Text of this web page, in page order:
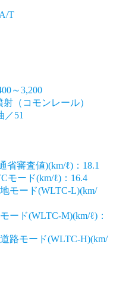
T
～3,200
（コモンレール）
／51
省審査値)(km/ℓ)：18.1
モード(km/ℓ)：16.4
モード(WLTC-L)(km/
ード(WLTC-M)(km/ℓ)：
路モード(WLTC-H)(km/